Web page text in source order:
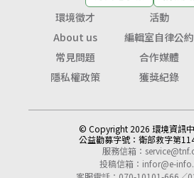
環境徵才
活動
About us
編輯室自律公約
常見問題
合作媒體
隱私權政策
獲獎紀錄
© Copyright 2026 環境資訊
公益勸募字號： 衛部救字第
服務信箱：
投稿信箱： infor@e-